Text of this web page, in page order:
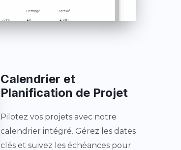
Calendrier et
Planification de Projet
Pilotez vos projets avec notre
calendrier intégré. Gérez les dates
clés et suivez les échéances pour